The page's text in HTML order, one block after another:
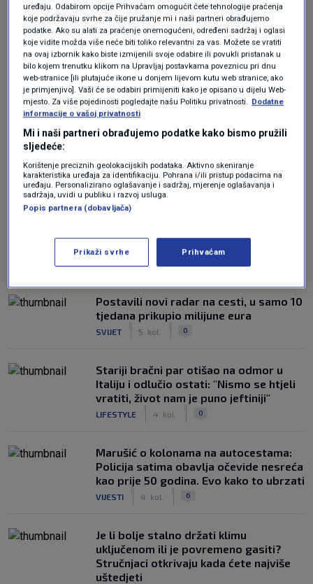
NAJČITANIJE
Postavili novi radar na cesti, u samo 10
tjedana prikupio milijune eura
SVIJET 5. kol. 0
Stariji bračni par otišao na odmor u
Italiju i odlučio ostati: "Nismo se htjeli
vratiti, život nam je puno jeftiniji"
LIFESTYLE 4. kol. 0
Marušić o kolonama na autocestama:
Policija satima obavlja očevide nesreća
kao prije 50 godina. Evo kako to ubrzati
VIJESTI 4. kol. 6
Je li bolje stalno držati klimu
uključenom ili je povremeno gasiti?
Stručnjaci otkrivaju kada ćete najviše
uštedjeti
uređaju. Odabirom opcije Prihvaćam omogućit ćete tehnologije praćenja
koje podržavaju svrhe za čije pružanje mi i naši partneri obrađujemo
podatke. Ako su alati za praćenje onemogućeni, određeni sadržaj i oglasi
koje vidite možda više neće biti toliko relevantni za vas. Možete se vratiti
na ovaj izbornik kako biste izmijenili svoje odabire ili povukli pristanak u
bilo kojem trenutku klikom na Upravljaj postavkama poveznicu pri dnu
web-stranice [ili plutajuće ikone u donjem lijevom kutu web stranice, ako
je primjenjivo]. Vaši će se odabiri primijeniti kako je opisano u dijelu Web-
mjesto. Za više pojedinosti pogledajte našu Politiku privatnosti.
Dodatne
informacije o vašoj privatnosti
Mi i naši partneri obrađujemo podatke kako bismo pružili
sljedeće:
Korištenje preciznih geolokacijskih podataka. Aktivno skeniranje
karakteristika uređaja za identifikaciju. Pohrana i/ili pristup podacima na
uređaju. Personalizirano oglašavanje i sadržaj, mjerenje oglašavanja i
sadržaja, uvidi u publiku i razvoj usluga.
Popis partnera (dobavljača)
Prikaži svrhe Prihvaćam